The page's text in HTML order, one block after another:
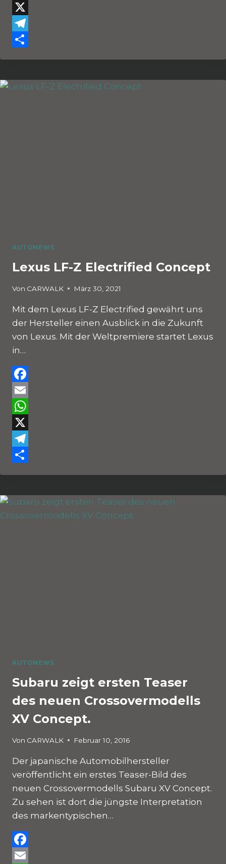
WhatsApp
X
Telegram
AUTONEWS
Lexus LF-Z Electrified Concept
Von CARWALK März 30, 2021
Mit dem Lexus LF-Z Electrified gewährt uns
der Hersteller einen Ausblick in die Zukunft
von Lexus. Mit der Weltpremiere startet Lexus
in…
Facebook
Email
WhatsApp
X
Telegram
AUTONEWS
Subaru zeigt ersten Teaser
des neuen Crossovermodells
XV Concept.
Von CARWALK Februar 10, 2016
Der japanische Automobilhersteller
veröffentlicht ein erstes Teaser-Bild des
neuen Crossovermodells Subaru XV Concept.
Zu sehen ist dort die jüngste Interpretation
des markentypischen…
Facebook